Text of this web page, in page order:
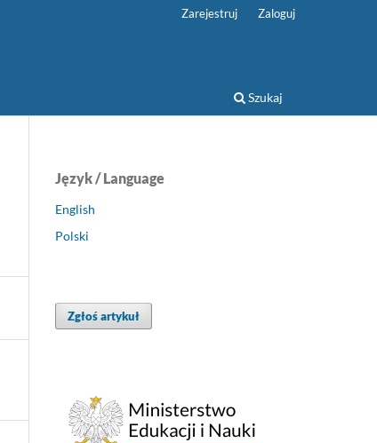
Szukaj
Zarejestruj Zaloguj
Język / Language
English
Polski
Zgłoś artykuł